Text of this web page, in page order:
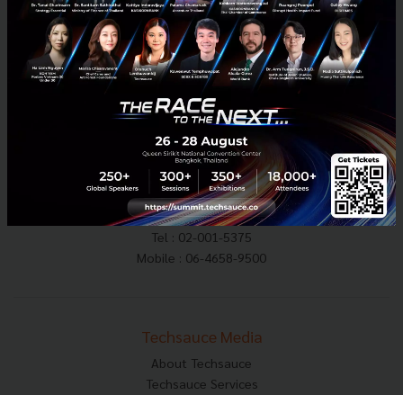
พฤศจิกายน 16, 2021| ByTechsauce Team
PR News digital bond
E-mail :contact@techsauce.co
Tel : 02-001-5375
Mobile : 06-4658-9500
Techsauce Media
About Techsauce
Techsauce Services